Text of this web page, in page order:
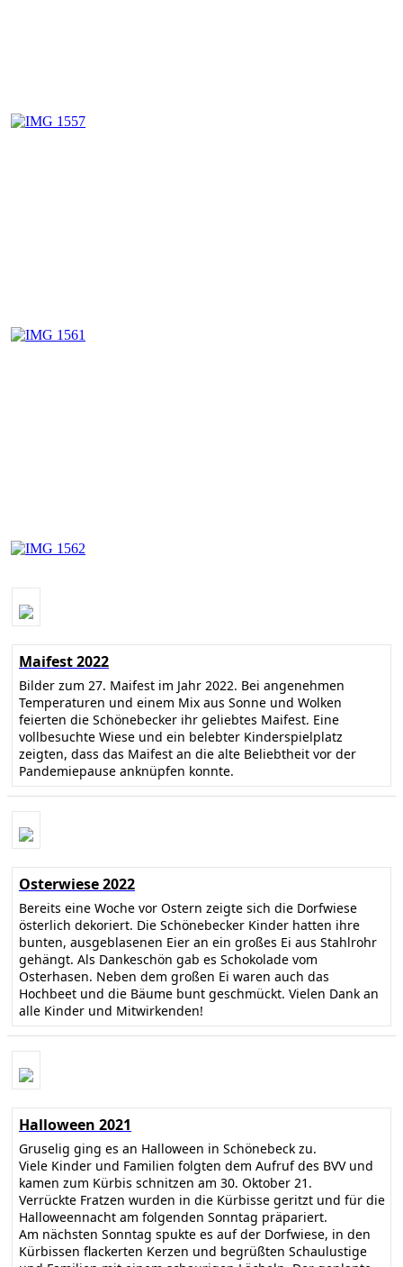
Maifest 2022
Bilder zum 27. Maifest im Jahr 2022. Bei angenehmen
Temperaturen und einem Mix aus Sonne und Wolken
feierten die Schönebecker ihr geliebtes Maifest. Eine
vollbesuchte Wiese und ein belebter Kinderspielplatz
zeigten, dass das Maifest an die alte Beliebtheit vor der
Pandemiepause anknüpfen konnte.
Osterwiese 2022
Bereits eine Woche vor Ostern zeigte sich die Dorfwiese
österlich dekoriert. Die Schönebecker Kinder hatten ihre
bunten, ausgeblasenen Eier an ein großes Ei aus Stahlrohr
gehängt. Als Dankeschön gab es Schokolade vom
Osterhasen. Neben dem großen Ei waren auch das
Hochbeet und die Bäume bunt geschmückt. Vielen Dank an
alle Kinder und Mitwirkenden!
Halloween 2021
Gruselig ging es an Halloween in Schönebeck zu.
Viele Kinder und Familien folgten dem Aufruf des BVV und
kamen zum Kürbis schnitzen am 30. Oktober 21.
Verrückte Fratzen wurden in die Kürbisse geritzt und für die
Halloweennacht am folgenden Sonntag präpariert.
Am nächsten Sonntag spukte es auf der Dorfwiese, in den
Kürbissen flackerten Kerzen und begrüßten Schaulustige